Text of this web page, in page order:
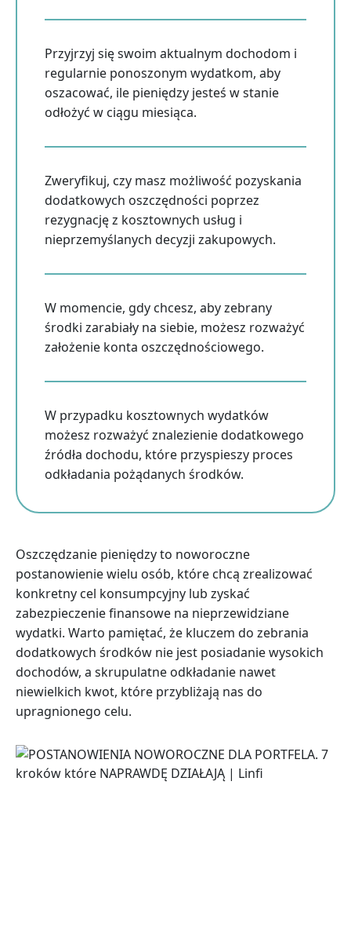
Przyjrzyj się swoim aktualnym dochodom i
regularnie ponoszonym wydatkom, aby
oszacować, ile pieniędzy jesteś w stanie
odłożyć w ciągu miesiąca.
Zweryfikuj, czy masz możliwość pozyskania
dodatkowych oszczędności poprzez
rezygnację z kosztownych usług i
nieprzemyślanych decyzji zakupowych.
W momencie, gdy chcesz, aby zebrany
środki zarabiały na siebie, możesz rozważyć
założenie konta oszczędnościowego.
W przypadku kosztownych wydatków
możesz rozważyć znalezienie dodatkowego
źródła dochodu, które przyspieszy proces
odkładania pożądanych środków.
Oszczędzanie pieniędzy to noworoczne
postanowienie wielu osób, które chcą zrealizować
konkretny cel konsumpcyjny lub zyskać
zabezpieczenie finansowe na nieprzewidziane
wydatki. Warto pamiętać, że kluczem do zebrania
dodatkowych środków nie jest posiadanie wysokich
dochodów, a skrupulatne odkładanie nawet
niewielkich kwot, które przybliżają nas do
upragnionego celu.